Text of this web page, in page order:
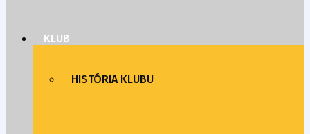
KLUB
HISTÓRIA KLUBU